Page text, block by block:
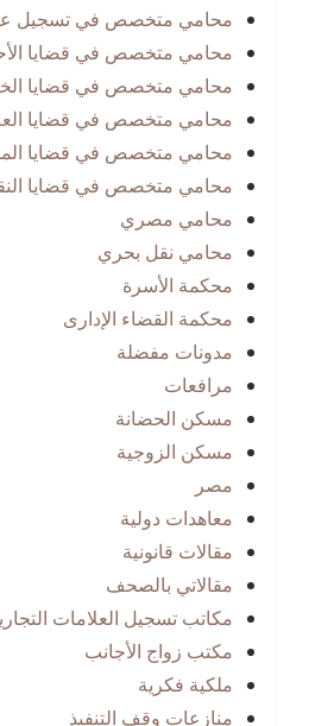
محامي متخصص في تسجيل
محامي متخصص في قضايا
محامي متخصص في قضايا
محامي متخصص في قضايا
محامي متخصص في قضايا
محامي متخصص في قضايا
محامي مصري
محامي نقل بحري
محكمة الأسرة
محكمة القضاء الإدارى
مدونات مفضلة
مرافعات
مسكن الحضانة
مسكن الزوجية
مصر
معاهدات دولية
مقالات قانونية
مقالاتي بالصحف
مكاتب تسجيل العلامات
مكتب زواج الأجانب
ملكية فكرية
منازعات وقف التنفيذ